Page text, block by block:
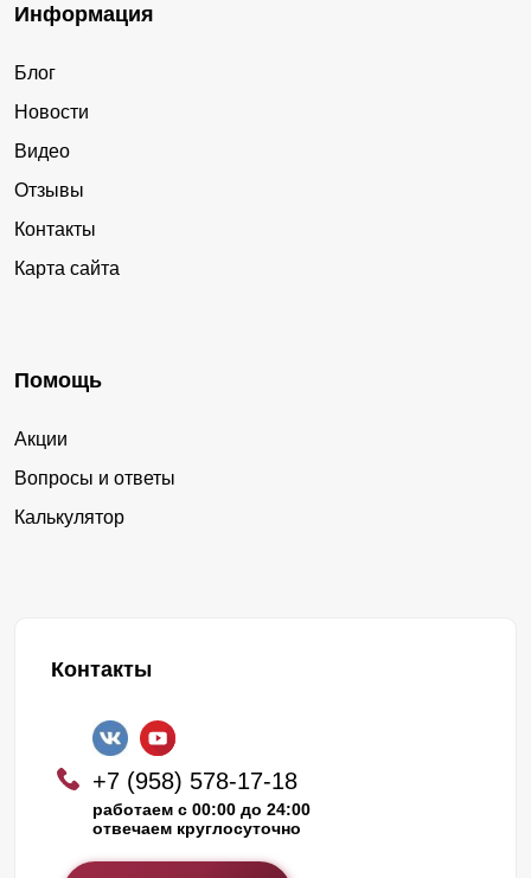
Информация
Блог
Новости
Видео
Отзывы
Контакты
Карта сайта
Помощь
Акции
Вопросы и ответы
Калькулятор
Контакты
+7 (958) 578-17-18
работаем с 00:00 до 24:00
отвечаем круглосуточно